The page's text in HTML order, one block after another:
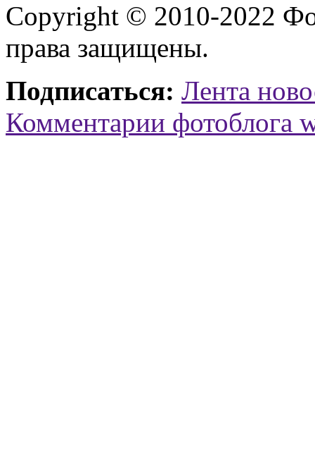
Copyright © 2010-2022
права защищены.
Подписаться: Лента
Комментарии фотоблога